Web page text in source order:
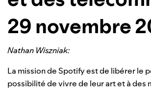
29 novembre
Nathan Wiszniak:
La mission de Spotify est de libérer le
possibilité de vivre de leur art et à des